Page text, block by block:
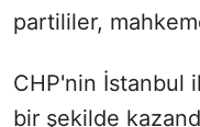
partililer,
CHP'nin İstanbul
bir şekilde